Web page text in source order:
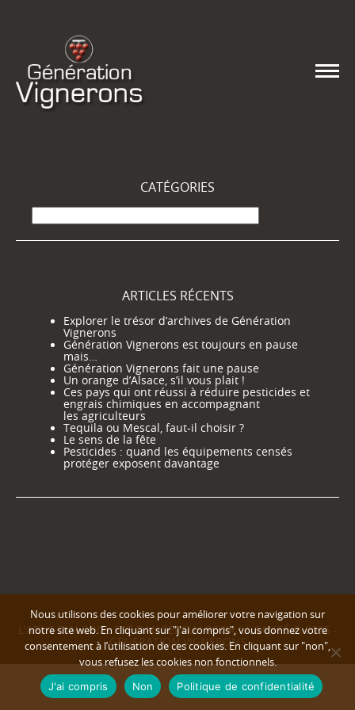
CATÉGORIES
Catégories
ARTICLES RÉCENTS
Explorer le trésor d’archives de Génération
Vignerons
Génération Vignerons est toujours en pause
mais…
Génération Vignerons fait une pause
Un orange d’Alsace, s’il vous plait !
Ces pays qui ont réussi à réduire pesticides et
engrais chimiques en accompagnant
les agriculteurs
Tequila ou Mescal, faut-il choisir ?
Le sens de la fête
Pesticides : quand les équipements censés
protéger exposent davantage
L'ABUS D'ALCOOL EST DANGEREUX POUR LA SANTÉ © 2025 -
GENERATION VIGNERONS
Nous utilisons des cookies pour améliorer votre navigation sur
notre site web. En cliquant sur "j'ai compris", vous donnez votre
consentement à l’utilisation de ces cookies. En cliquant sur "non",
vous refusez les cookies non fonctionnels.
J'ai compris Non Politique de confidentialité